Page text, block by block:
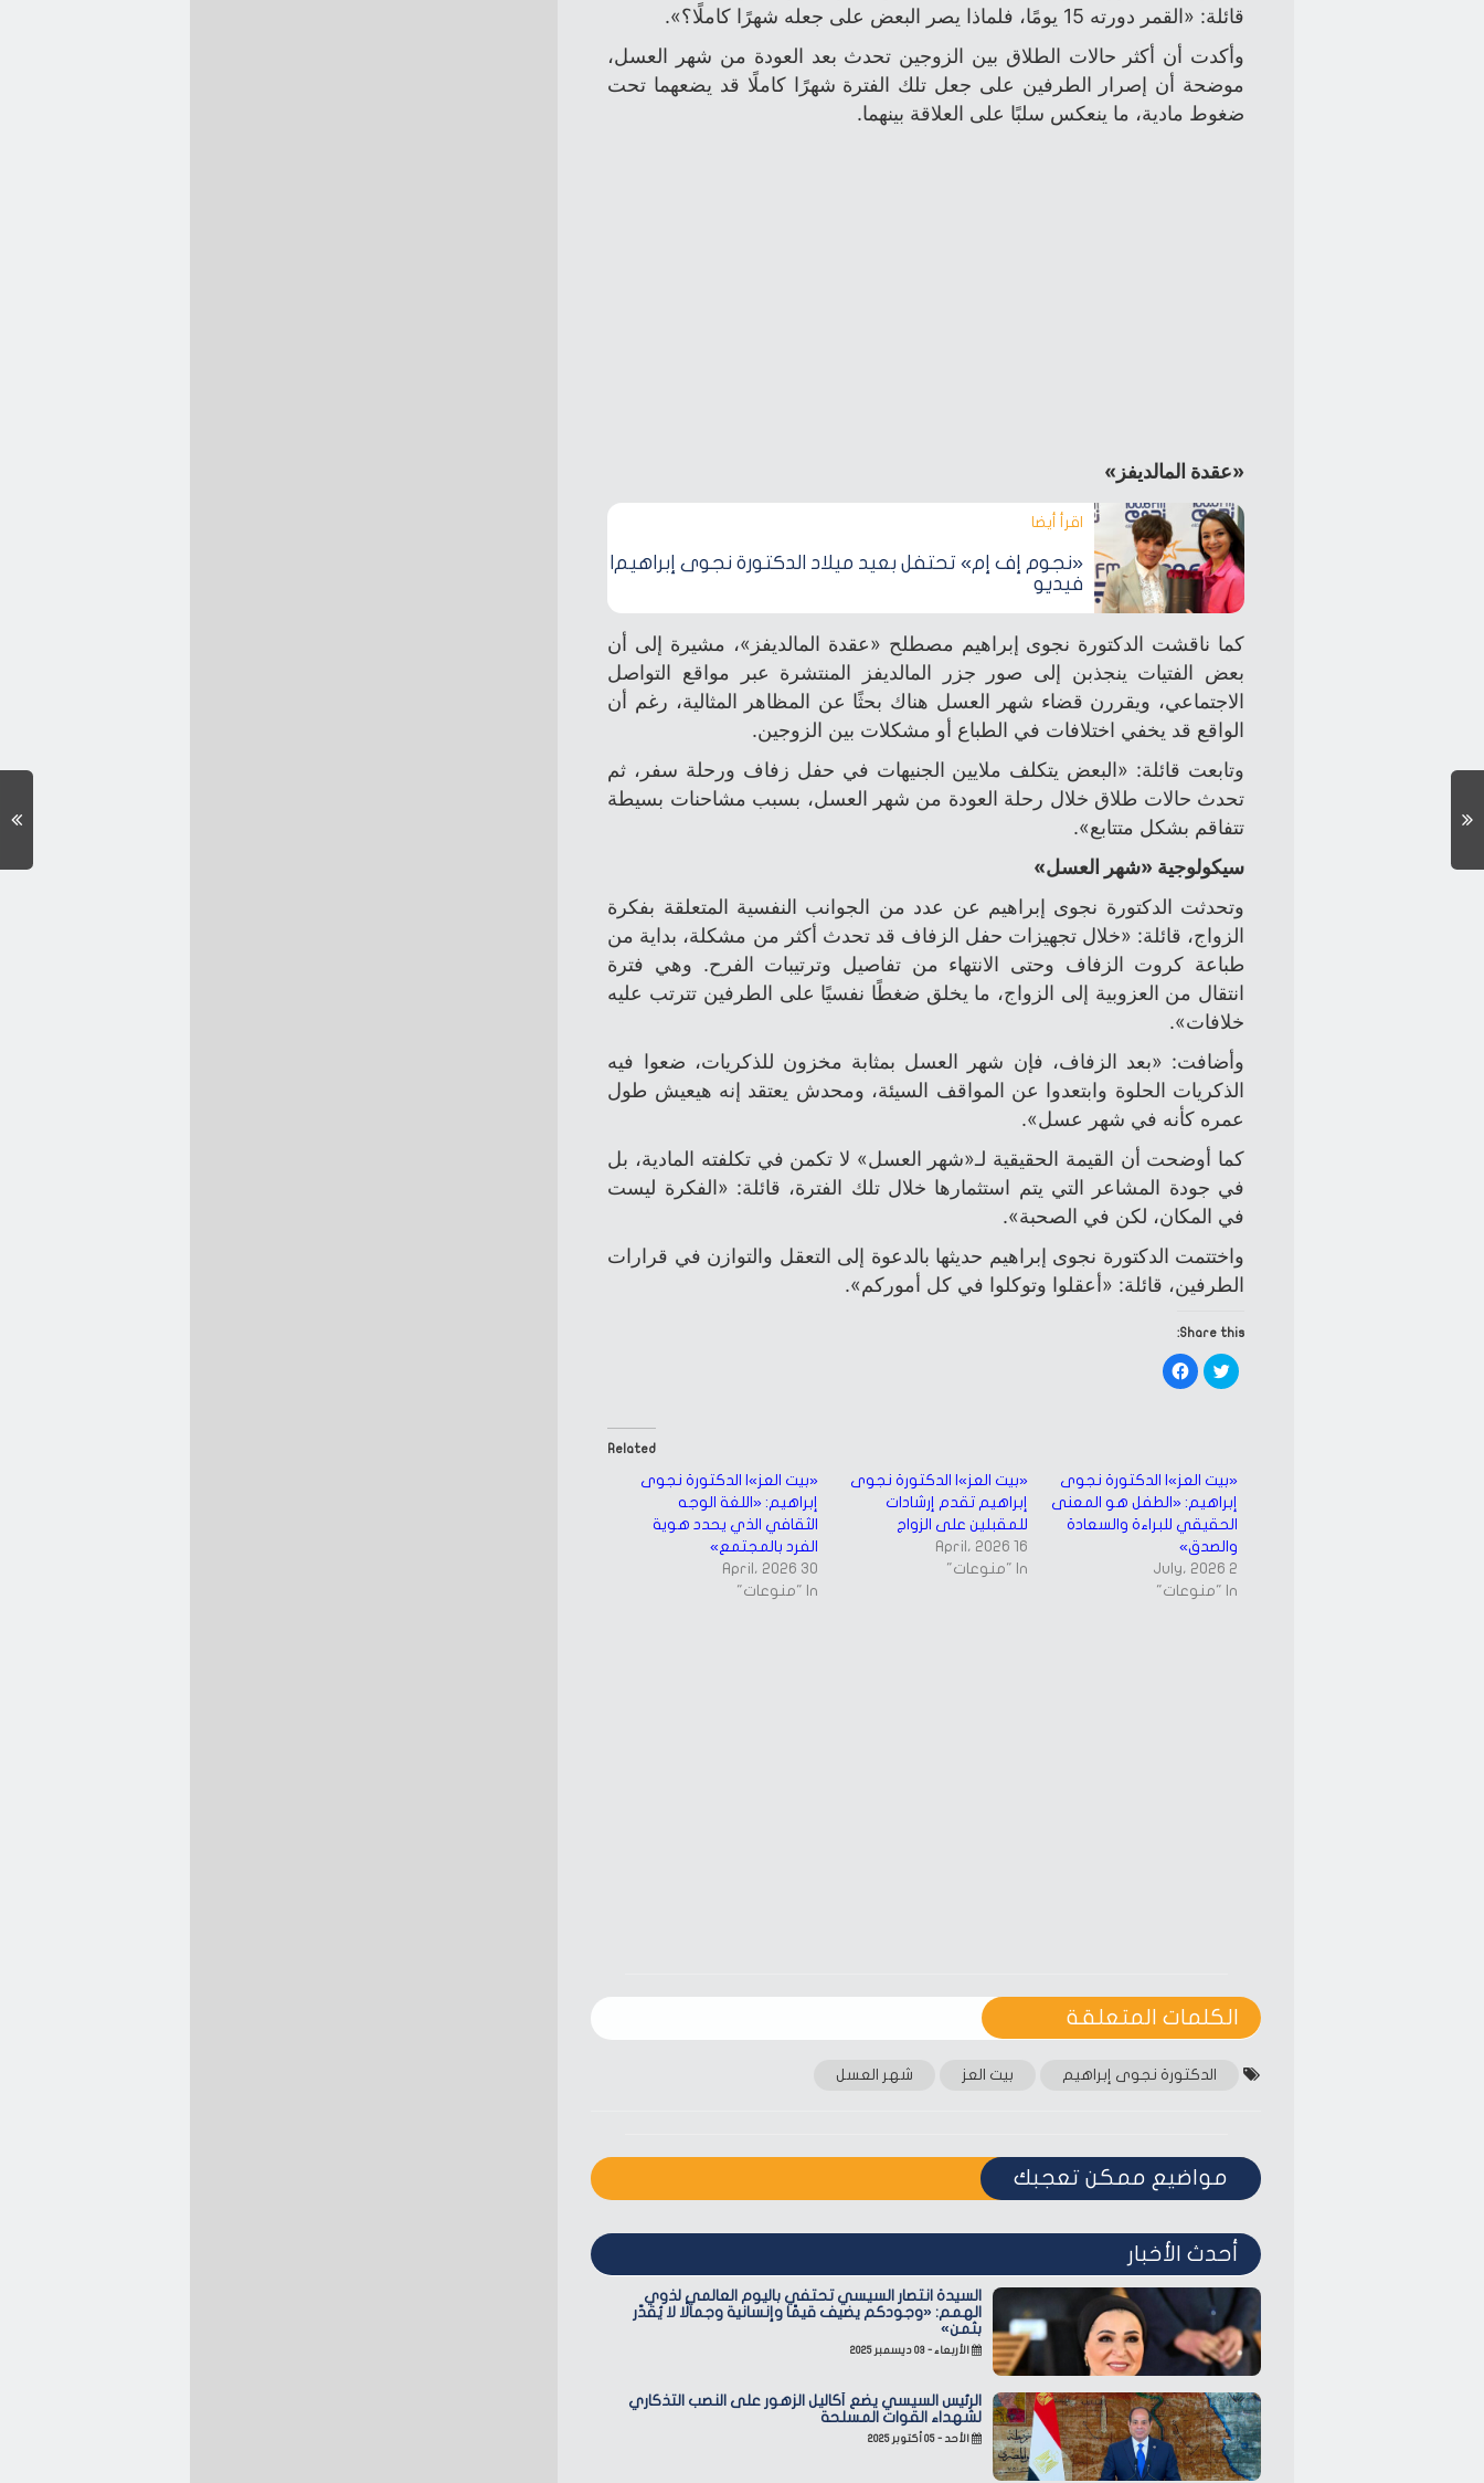
قائلة: «القمر دورته 15 يومًا، فلماذا يصر البعض على جعله شهرًا كاملًا؟».
وأكدت أن أكثر حالات الطلاق بين الزوجين تحدث بعد العودة من شهر العسل،
موضحة أن إصرار الطرفين على جعل تلك الفترة شهرًا كاملًا قد يضعهما تحت
ضغوط مادية، ما ينعكس سلبًا على العلاقة بينهما.
«عقدة المالديفز»
اقرأ أيضا‎
«نجوم إف إم» تحتفل بعيد ميلاد الدكتورة نجوى إبراهيم|
فيديو
كما ناقشت الدكتورة نجوى إبراهيم مصطلح «عقدة المالديفز»، مشيرة إلى أن
بعض الفتيات ينجذبن إلى صور جزر المالديفز المنتشرة عبر مواقع التواصل
الاجتماعي، ويقررن قضاء شهر العسل هناك بحثًا عن المظاهر المثالية، رغم أن
الواقع قد يخفي اختلافات في الطباع أو مشكلات بين الزوجين.
وتابعت قائلة: «البعض يتكلف ملايين الجنيهات في حفل زفاف ورحلة سفر، ثم
تحدث حالات طلاق خلال رحلة العودة من شهر العسل، بسبب مشاحنات بسيطة
تتفاقم بشكل متتابع».
سيكولوجية «شهر العسل»
وتحدثت الدكتورة نجوى إبراهيم عن عدد من الجوانب النفسية المتعلقة بفكرة
الزواج، قائلة: «خلال تجهيزات حفل الزفاف قد تحدث أكثر من مشكلة، بداية من
طباعة كروت الزفاف وحتى الانتهاء من تفاصيل وترتيبات الفرح. وهي فترة
انتقال من العزوبية إلى الزواج، ما يخلق ضغطًا نفسيًا على الطرفين تترتب عليه
خلافات».
وأضافت: «بعد الزفاف، فإن شهر العسل بمثابة مخزون للذكريات، ضعوا فيه
الذكريات الحلوة وابتعدوا عن المواقف السيئة، ومحدش يعتقد إنه هيعيش طول
عمره كأنه في شهر عسل».
كما أوضحت أن القيمة الحقيقية لـ«شهر العسل» لا تكمن في تكلفته المادية، بل
في جودة المشاعر التي يتم استثمارها خلال تلك الفترة، قائلة: «الفكرة ليست
في المكان، لكن في الصحبة».
واختتمت الدكتورة نجوى إبراهيم حديثها بالدعوة إلى التعقل والتوازن في قرارات
الطرفين، قائلة: «أعقلوا وتوكلوا في كل أموركم».
Share this:
Click
to
share
window)
Click
to
window)
Related
«بيت العز»| الدكتورة نجوى
إبراهيم: «اللغة الوجه
الثقافي الذي يحدد هوية
الفرد بالمجتمع»
30 April، 2026
In "منوعات"
«بيت العز»| الدكتورة نجوى
إبراهيم تقدم إرشادات
للمقبلين على الزواج
16 April، 2026
In "منوعات"
«بيت العز»| الدكتورة نجوى
إبراهيم: «الطفل هو المعنى
الحقيقي للبراءة والسعادة
والصدق»
2 July، 2026
In "منوعات"
الكلمات المتعلقة‎
الدكتورة نجوى إبراهيم بيت العز شهر العسل
مواضيع ممكن تعجبك
أحدث الأخبار
السيدة انتصار السيسي تحتفي باليوم العالمي لذوي
الهمم: «وجودكم يضيف قيمًا وإنسانية وجمالًا لا يُقدّر
بثمن»
الأربعاء - ٠٣ ديسمبر ٢٠٢٥
الرئيس السيسي يضع أكاليل الزهور على النصب التذكاري
لشهداء القوات المسلحة
الأحد - ٠٥ أكتوبر ٢٠٢٥